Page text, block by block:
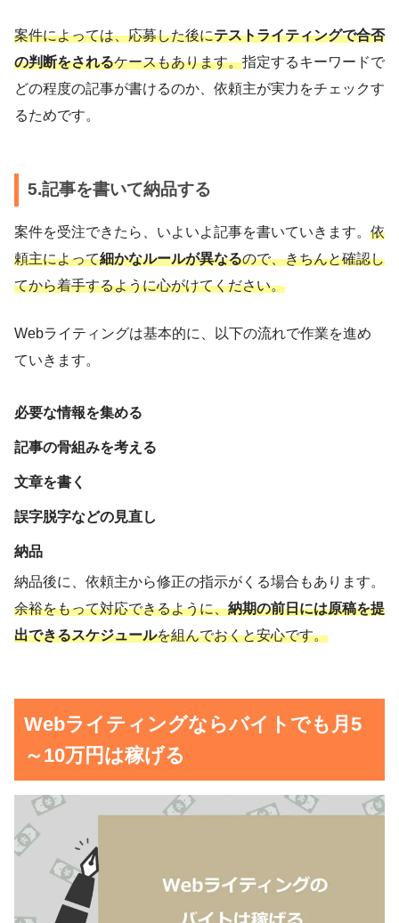
案件によっては、応募した後にテストライティングで合否
の判断をされるケースもあります。指定するキーワードで
どの程度の記事が書けるのか、依頼主が実力をチェックす
るためです。
5.記事を書いて納品する
案件を受注できたら、いよいよ記事を書いていきます。 依
頼主によって細かなルールが異なるので、きちんと確認し
てから着手するように心がけてください。
Webライティングは基本的に、以下の流れで作業を進め
ていきます。
必要な情報を集める
記事の骨組みを考える
文章を書く
誤字脱字などの見直し
納品
納品後に、依頼主から修正の指示がくる場合もあります。
余裕をもって対応できるように、納期の前日には原稿を提
出できるスケジュールを組んでおくと安心です。
Webライティングならバイトでも月5
～10万円は稼げる